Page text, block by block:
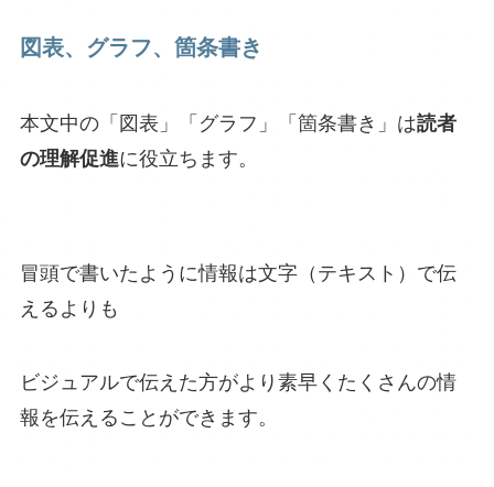
図表、グラフ、箇条書き
本文中の「図表」「グラフ」「箇条書き」は読者
の理解促進に役立ちます。
冒頭で書いたように情報は文字（テキスト）で伝
えるよりも
ビジュアルで伝えた方がより素早くたくさんの情
報を伝えることができます。